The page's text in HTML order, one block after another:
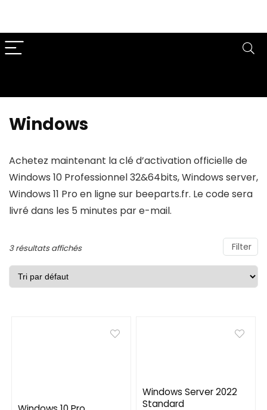
Windows
Achetez maintenant la clé d’activation officielle de
Windows 10 Professionnel 32&64bits, Windows server,
Windows 11 Pro en ligne sur beeparts.fr. Le code sera
livré dans les 5 minutes par e-mail.
Filter
3 résultats affichés
Windows Server 2022
Standard